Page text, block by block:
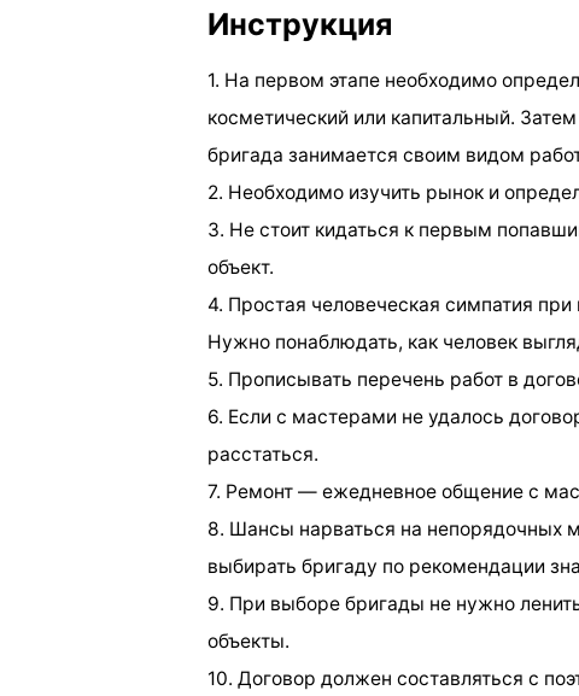
Инструкция
1. На первом этапе необходимо
косметический или капитальный.
бригада занимается своим видом
2. Необходимо изучить рынок и
3. Не стоит кидаться к первым
объект.
4. Простая человеческая симпатия
Нужно понаблюдать, как человек
5. Прописывать перечень работ в
6. Если с мастерами не удалось
расстаться.
7. Ремонт — ежедневное общение с
8. Шансы нарваться на непорядочных
выбирать бригаду по рекомендации
9. При выборе бригады не нужно
объекты.
10. Договор должен составляться с